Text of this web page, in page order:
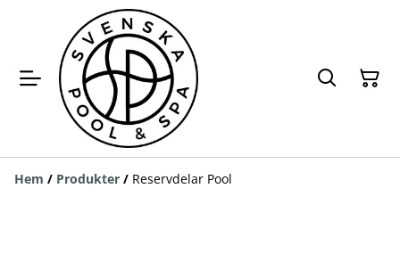
Hem / Produkter / Reservdelar Pool